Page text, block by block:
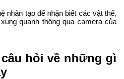
nhân tạo để nhận biết các vật thể,
quanh thông qua camera của
hỏi về những gì